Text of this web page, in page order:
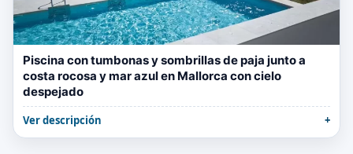
Piscina con tumbonas y sombrillas de paja junto a
costa rocosa y mar azul en Mallorca con cielo
despejado
Ver descripción